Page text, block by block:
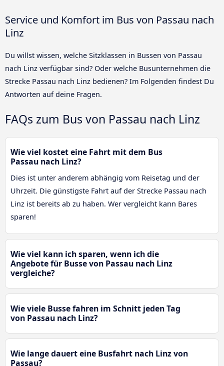
Service und Komfort im Bus von Passau nach
Linz
Du willst wissen, welche Sitzklassen in Bussen von Passau
nach Linz verfügbar sind? Oder welche Busunternehmen die
Strecke Passau nach Linz bedienen? Im Folgenden findest Du
Antworten auf deine Fragen.
FAQs zum Bus von Passau nach Linz
Wie viel kostet eine Fahrt mit dem Bus
Passau nach Linz?
Dies ist unter anderem abhängig vom Reisetag und der
Uhrzeit. Die günstigste Fahrt auf der Strecke Passau nach
Linz ist bereits ab zu haben. Wer vergleicht kann Bares
sparen!
Wie viel kann ich sparen, wenn ich die
Angebote für Busse von Passau nach Linz
vergleiche?
Wie viele Busse fahren im Schnitt jeden Tag
von Passau nach Linz?
Wie lange dauert eine Busfahrt nach Linz von
Passau?